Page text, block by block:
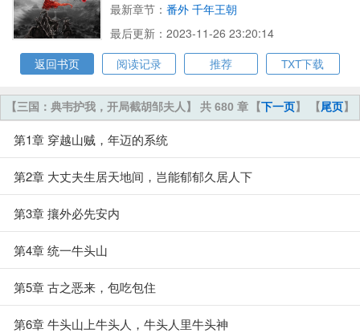
最新章节： 番外 千年王朝
最后更新：2023-11-26 23:20:14
返回书页
阅读记录 推荐 TXT下载
【下一页】 【尾页】
【三国：典韦护我，开局截胡邹夫人】 共 680 章
第1章 穿越山贼，年迈的系统
第2章 大丈夫生居天地间，岂能郁郁久居人下
第3章 攘外必先安内
第4章 统一牛头山
第5章 古之恶来，包吃包住
第6章 牛头山上牛头人，牛头人里牛头神